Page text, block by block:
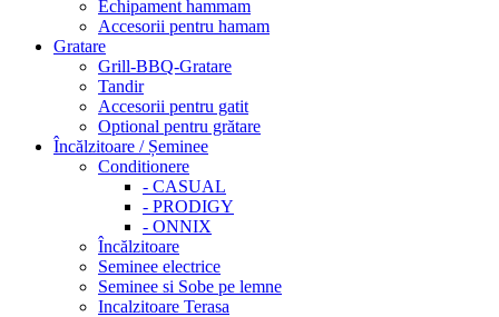
Echipament hammam
Accesorii pentru hamam
Gratare
Grill-BBQ-Gratare
Tandir
Accesorii pentru gatit
Optional pentru grătare
Încălzitoare / Șeminee
Conditionere
- CASUAL
- PRODIGY
- ONNIX
Încălzitoare
Seminee electrice
Seminee si Sobe pe lemne
Incalzitoare Terasa